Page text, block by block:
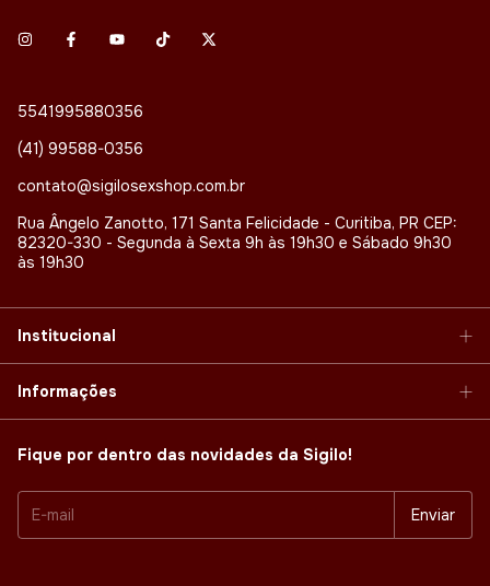
5541995880356
(41) 99588-0356
contato@sigilosexshop.com.br
Rua Ângelo Zanotto, 171 Santa Felicidade - Curitiba, PR CEP:
82320-330 - Segunda à Sexta 9h às 19h30 e Sábado 9h30
às 19h30
Institucional
Informações
Fique por dentro das novidades da Sigilo!